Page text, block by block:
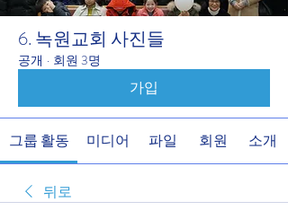
6. 녹원교회 사진들
공개 · 회원 3명
가입
그룹 활동 미디어 파일 회원 소개
뒤로